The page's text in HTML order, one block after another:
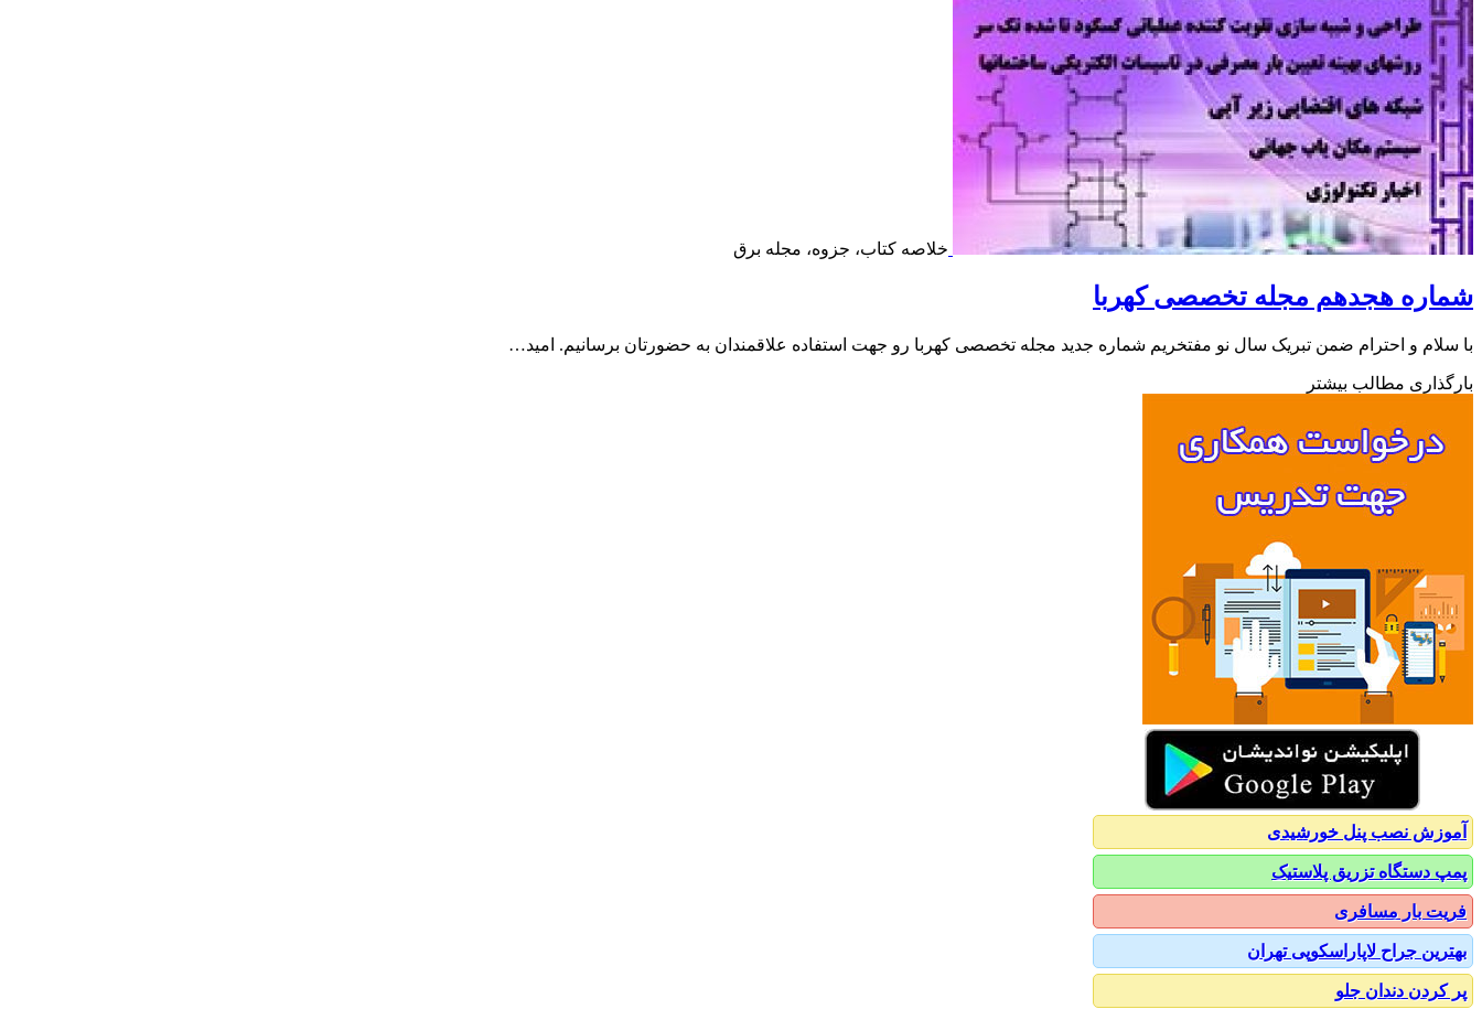
خلاصه کتاب، جزوه، مجله برق
شماره هجدهم مجله تخصصی کهربا
با سلام و احترام ضمن تبریک سال نو مفتخریم شماره جدید مجله تخصصی کهربا رو جهت استفاده علاقمندان به حضورتان برسانیم. امید…
بارگذاری مطالب بیشتر
آموزش نصب پنل خورشیدی
پمپ دستگاه تزریق پلاستیک
فریت بار مسافری
بهترین جراح لاپاراسکوپی تهران
پر کردن دندان جلو